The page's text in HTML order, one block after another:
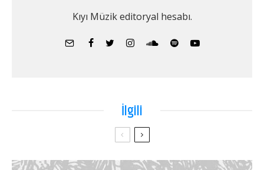
Kıyı Müzik editoryal hesabı.
İlgili